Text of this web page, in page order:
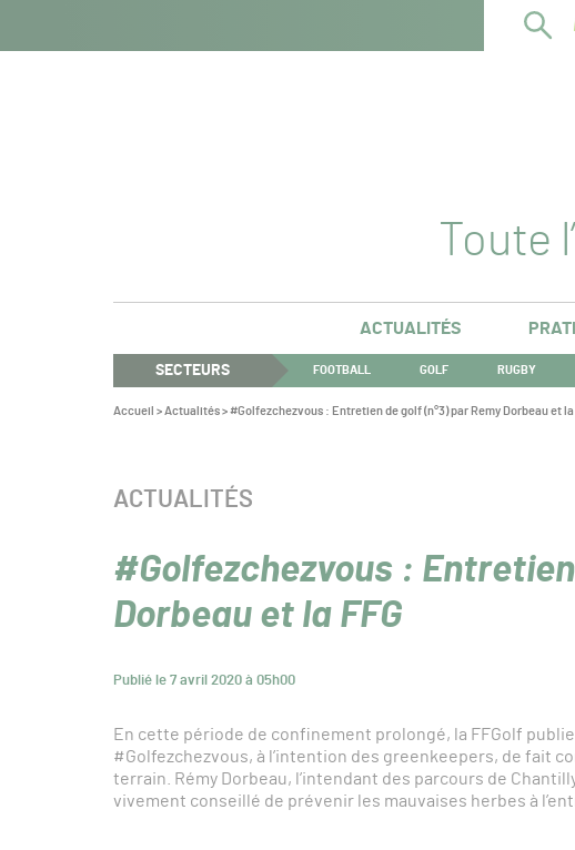
Toute
ACTUALITÉS
SECTEURS FOOTBALL GOLF RUGBY
Vous
Accueil >Actualités>#Golfezchezvous : Entretien de golf (n°3) par Remy Dorbeau et la
#Golfezchezvous :
Dorbeau et la FFG
Publié le 7 avril 2020 à 05h00
CATÉGORIE :
ACTUALITÉS
En cette période de confinement prolongé, la FFGolf
#Golfezchezvous, à l’intention des greenkeepers, de fait
terrain. Rémy Dorbeau, l’intendant des parcours de
vivement conseillé de prévenir les mauvaises herbes à